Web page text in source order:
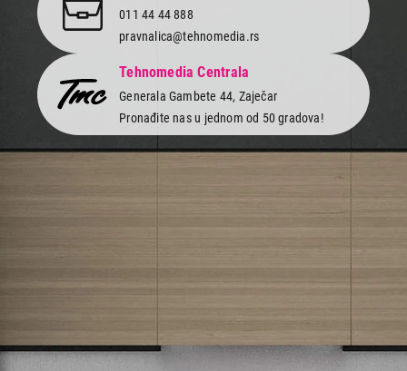
011 44 44 888
pravnalica@tehnomedia.rs
Tehnomedia Centrala
Generala Gambete 44, Zaječar
Pronađite nas u jednom od 50 gradova!
Prijavite se na naš newsletter i primajte preko emaila specijalne i